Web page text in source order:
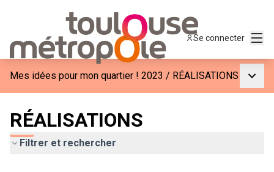
Se connecter
Mes idées pour mon quartier ! 2023 / RÉALISATIONS
RÉALISATIONS
Filtrer et rechercher